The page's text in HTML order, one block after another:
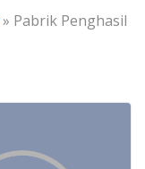
» Pabrik Penghasil